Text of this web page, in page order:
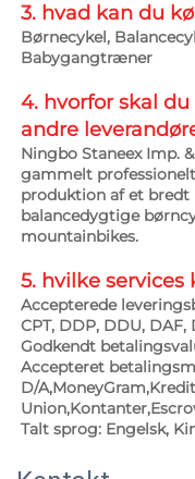
3. hvad kan du
Børnecykel,
Babygangtræner
4. hvorfor skal
andre
Ningbo Staneex Imp.
gammelt
produktion af et bredt
balancedygtige
mountainbikes.
5. hvilke services
Accepterede
CPT, DDP, DDU, DAF,
Godkendt
Accepteret
D/
Talt sprog: Engelsk,